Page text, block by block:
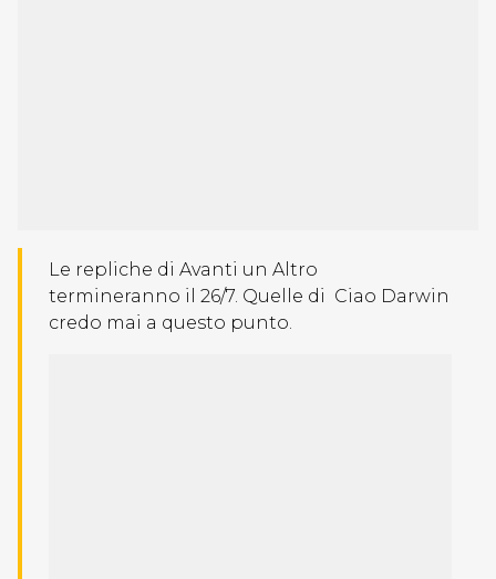
Le repliche di Avanti un Altro
termineranno il 26/7. Quelle di Ciao Darwin
credo mai a questo punto.